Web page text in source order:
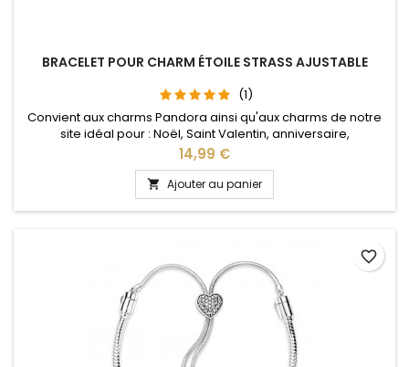
BRACELET POUR CHARM ÉTOILE STRASS AJUSTABLE
(1)
Convient aux charms Pandora ainsi qu'aux charms de notre
site idéal pour : Noël, Saint Valentin, anniversaire,
anniversaire de mariage La partie ajustable se détache d'un
coté pour passer les charms par simple pression sur le
bouton Ajustable pour tous les poignets enfant adulte
Prix
14,99 €
 Ajouter au panier
favorite_border